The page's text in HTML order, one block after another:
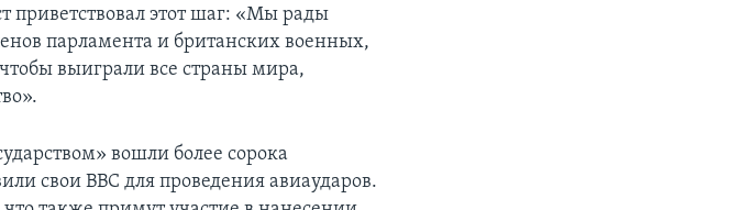
приветствовал этот шаг: «Мы рады
парламента и британских военных,
выиграли все страны мира,
вошли более сорока
свои ВВС для проведения авиаударов.